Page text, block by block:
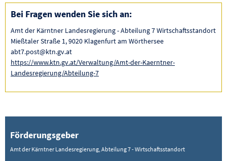
Bei Fragen wenden Sie sich an:
Amt der Kärntner Landesregierung - Abteilung 7 Wirtschaftsstandort
Mießtaler Straße 1, 9020 Klagenfurt am Wörthersee
abt7.post@ktn.gv.at
https://www.ktn.gv.at/Verwaltung/Amt-der-Kaerntner-
Landesregierung/Abteilung-7
Förderungsgeber
Amt der Kärntner Landesregierung, Abteilung 7 - Wirtschaftsstandort